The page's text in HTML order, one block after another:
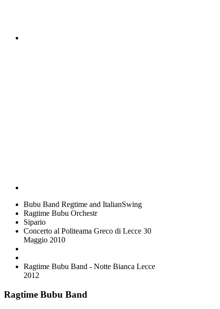
Bubu Band Regtime and ItalianSwing
Ragtime Bubu Orchestr
Sipario
Concerto al Politeama Greco di Lecce 30
Maggio 2010
Ragtime Bubu Band - Notte Bianca Lecce
2012
Ragtime Bubu Band